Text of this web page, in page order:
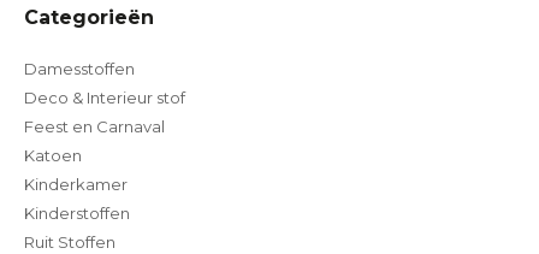
Categorieën
Damesstoffen
Deco & Interieur stof
Feest en Carnaval
Katoen
Kinderkamer
Kinderstoffen
Ruit Stoffen